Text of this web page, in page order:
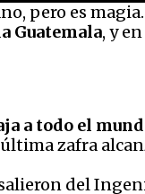
pero es
Guatemala, y
a todo el
zafra
del